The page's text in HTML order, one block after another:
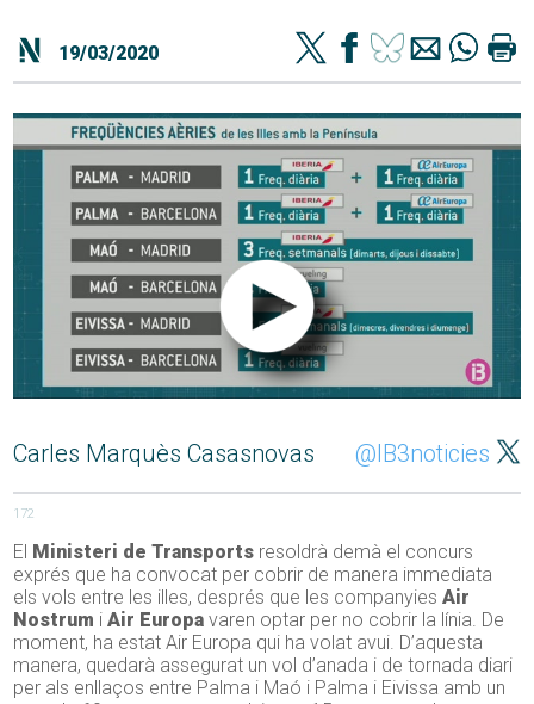
19/03/2020
Carles Marquès Casasnovas @IB3noticies
172
El Ministeri de Transports resoldrà demà el concurs
exprés que ha convocat per cobrir de manera immediata
els vols entre les illes, després que les companyiesAir
Nostrum i Air Europa varen optar per no cobrir la línia. De
moment, ha estat Air Europa qui ha volat avui. D’aquesta
manera, quedarà assegurat un vol d’anada i de tornada diari
per als enllaços entre Palma i Maó i Palma i Eivissa amb un